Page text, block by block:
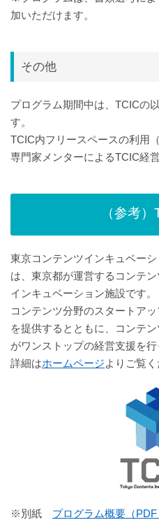
加いただけます。
その他
プログラム期間中は、TCICの
す。
TCIC内フリースペースの利用
専門家メンターによるTCIC経
（参考
東京コンテンツインキュベーシ
は、東京都が運営するコンテ
インキュベーション施設です。
コンテンツ分野のスタートア
を提供するとともに、コンテ
がワンストップの経営支援を行
詳細はホームページよりご覧く
※別紙 プログラム概要（PDF